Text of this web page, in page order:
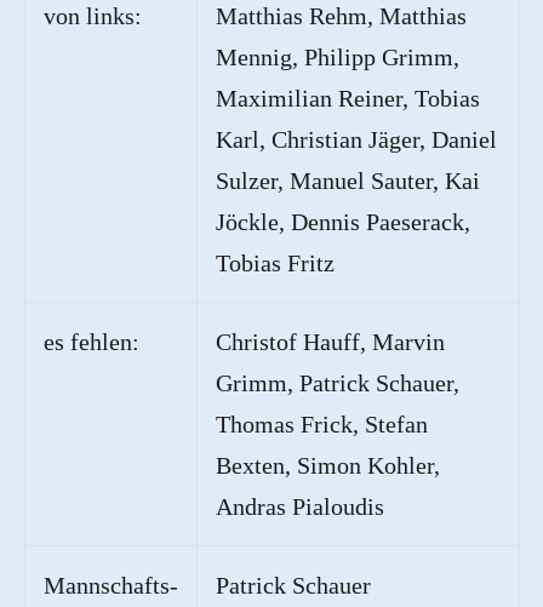
von links:
Matthias Rehm, Matthias
Mennig, Philipp Grimm,
Maximilian Reiner, Tobias
Karl, Christian Jäger, Daniel
Sulzer, Manuel Sauter, Kai
Jöckle, Dennis Paeserack,
Tobias Fritz
es fehlen:
Christof Hauff, Marvin
Grimm, Patrick Schauer,
Thomas Frick, Stefan
Bexten, Simon Kohler,
Andras Pialoudis
Mannschafts-
Patrick Schauer